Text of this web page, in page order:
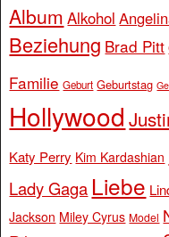
Album Alkohol
Beziehung Brad Pitt
Familie Geburt Geburtstag
Hollywood
Katy Perry Kim Kardashian
Lady Gaga Liebe
Jackson Miley Cyrus Model